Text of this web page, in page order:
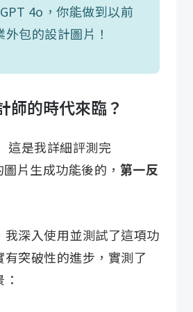
4o，你能做到以前
包的設計圖片！
師的時代來臨？
這是我詳細評測完
圖片生成功能後的， 第一反
我深入使用並測試了這項功
突破性的進步，實測了